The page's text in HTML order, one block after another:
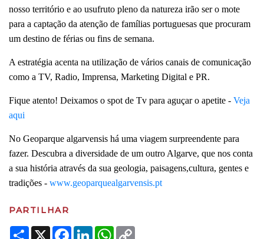
nosso território e ao usufruto pleno da natureza irão ser o mote
para a captação da atenção de famílias portuguesas que procuram
um destino de férias ou fins de semana.
A estratégia acenta na utilização de vários canais de comunicação
como a TV, Radio, Imprensa, Marketing Digital e PR.
Fique atento! Deixamos o spot de Tv para aguçar o apetite - Veja
aqui
No Geoparque algarvensis há uma viagem surpreendente para
fazer. Descubra a diversidade de um outro Algarve, que nos conta
a sua história através da sua geologia, paisagens,cultura, gentes e
tradições - www.geoparquealgarvensis.pt
PARTILHAR
Share
X Facebook
LinkedInWhatsApp